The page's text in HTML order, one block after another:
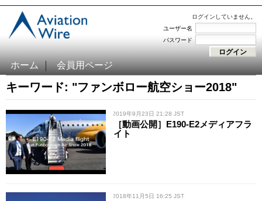
ログインしていません。
ユーザー名
パスワード
ホーム 会員用ページ
キーワード: "ファンボロー航空ショー2018"
/ 2019年9月23日 21:28 JST
［動画公開］E190-E2メディアフラ
イト
/ 2018年11月5日 16:25 JST